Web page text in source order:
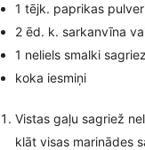
1 tējk. paprikas
2 ēd. k. sarkanvīna
1 neliels smalki
koka iesmiņi
Vistas gaļu sagriež
klāt visas marinādes